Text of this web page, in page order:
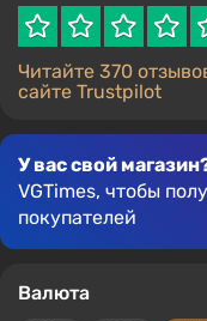
Читайте 370
сайте Trustpilot
У вас свой
VGTimes, чтобы
покупателей
Валюта